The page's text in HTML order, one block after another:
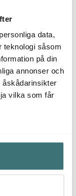
data,
teknologi såsom
på din
annonser och
åskådarinsikter
vilka som får
plats som
meter
skanna den för
26 cm
kunder